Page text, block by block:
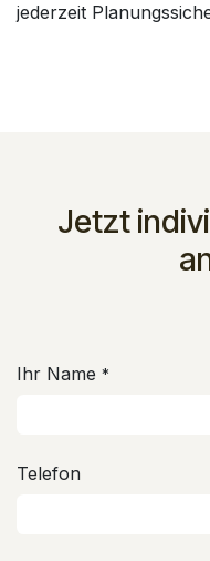
jederzeit
Jetzt
Ihr Name *
Telefon